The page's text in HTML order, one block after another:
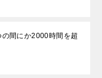
の間にか2000時間を超